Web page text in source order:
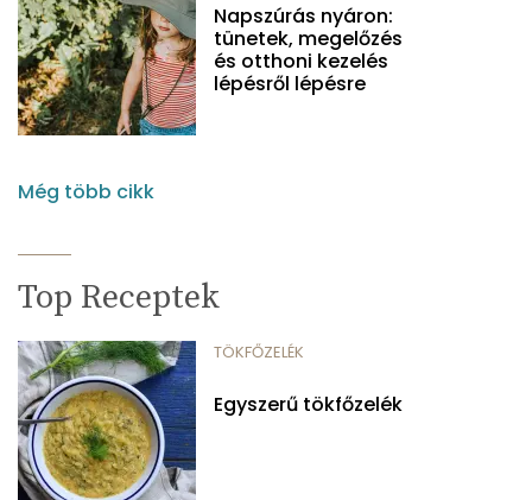
Napszúrás nyáron:
tünetek, megelőzés
és otthoni kezelés
lépésről lépésre
Még több cikk
Top Receptek
TÖKFŐZELÉK
Egyszerű tökfőzelék